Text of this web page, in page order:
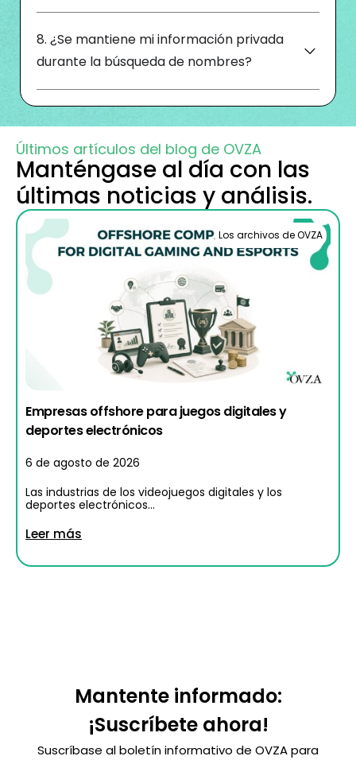
8. ¿Se mantiene mi información privada
durante la búsqueda de nombres?
Últimos artículos del blog de OVZA
Manténgase al día con las
últimas noticias y análisis.
Empresas offshore para juegos digitales y
deportes electrónicos
6 de agosto de 2026
Las industrias de los videojuegos digitales y los
deportes electrónicos...
Leer más
Los archivos de OVZA
Mantente informado:
¡Suscríbete ahora!
Suscríbase al boletín informativo de OVZA para